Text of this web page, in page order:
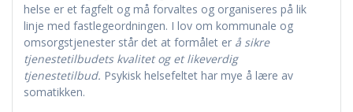
helse er et fagfelt og må forvaltes og organiseres på lik
linje med fastlegeordningen. I lov om kommunale og
omsorgstjenester står det at formålet er å sikre
tjenestetilbudets kvalitet og et likeverdig
tjenestetilbud. Psykisk helsefeltet har mye å lære av
somatikken.